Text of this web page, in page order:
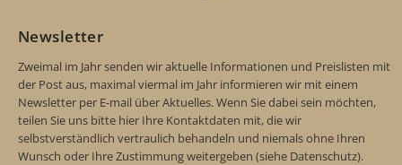
Newsletter
Zweimal im Jahr senden wir aktuelle Informationen und Preislisten mit
der Post aus, maximal viermal im Jahr informieren wir mit einem
Newsletter per E-mail über Aktuelles. Wenn Sie dabei sein möchten,
teilen Sie uns bitte hier Ihre Kontaktdaten mit, die wir
selbstverständlich vertraulich behandeln und niemals ohne Ihren
Wunsch oder Ihre Zustimmung weitergeben (siehe Datenschutz).